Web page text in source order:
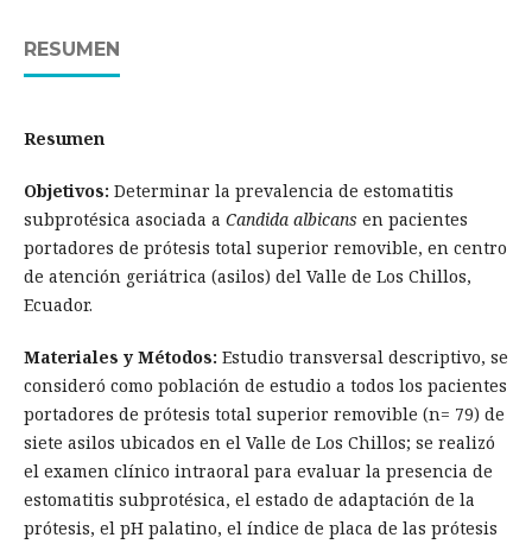
RESUMEN
Resumen
Objetivos: Determinar la prevalencia de estomatitis
subprotésica asociada a Candida albicans en pacientes
portadores de prótesis total superior removible, en centro
de atención geriátrica (asilos) del Valle de Los Chillos,
Ecuador.
Materiales y Métodos: Estudio transversal descriptivo, se
consideró como población de estudio a todos los pacientes
portadores de prótesis total superior removible (n= 79) de
siete asilos ubicados en el Valle de Los Chillos; se realizó
el examen clínico intraoral para evaluar la presencia de
estomatitis subprotésica, el estado de adaptación de la
prótesis, el pH palatino, el índice de placa de las prótesis